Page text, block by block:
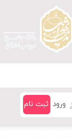
ورود ثبت نام